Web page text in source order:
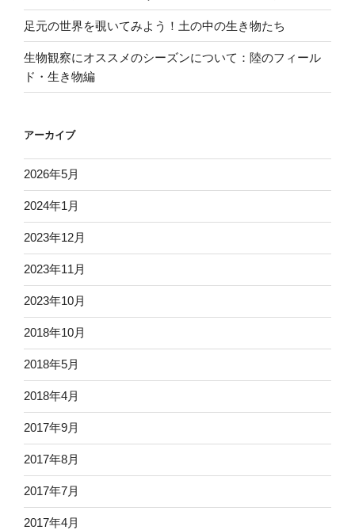
足元の世界を覗いてみよう！土の中の生き物たち
生物観察にオススメのシーズンについて：陸のフィール
ド・生き物編
アーカイブ
2026年5月
2024年1月
2023年12月
2023年11月
2023年10月
2018年10月
2018年5月
2018年4月
2017年9月
2017年8月
2017年7月
2017年4月